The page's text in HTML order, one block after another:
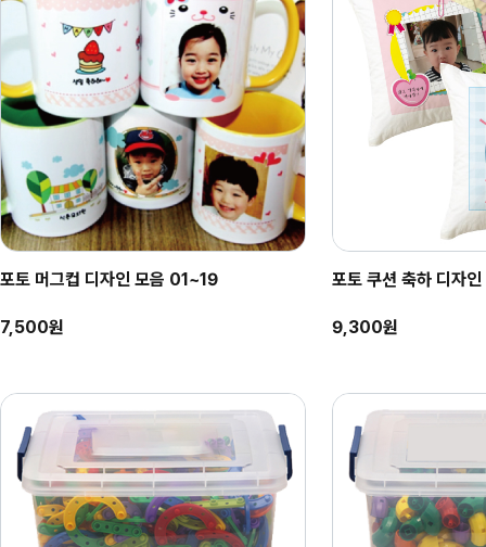
포토 머그컵 디자인 모음 01~19
7,500원
포토 쿠션 축하 디자인
9,300원